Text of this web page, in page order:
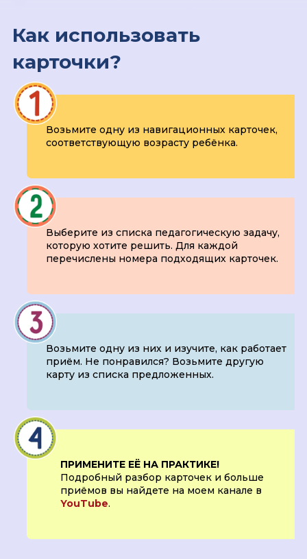
Как использовать
карточки?
Возьмите одну из навигационных карточек,
соответствующую возрасту ребёнка.
Выберите из списка педагогическую задачу,
которую хотите решить. Для каждой
перечислены номера подходящих карточек.
Возьмите одну из них и изучите, как работает
приём. Не понравился? Возьмите другую
карту из списка предложенных.
ПРИМЕНИТЕ ЕЁ НА ПРАКТИКЕ!
Подробный разбор карточек и больше
приёмов вы найдете на моем канале в
YouTube.